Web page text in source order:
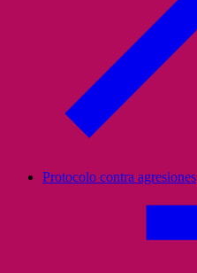
Protocolo contra agresiones